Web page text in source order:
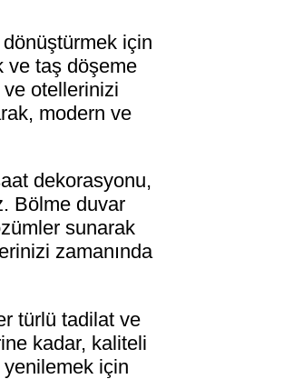
için
ve taş döşeme
ve otellerinizi
modern ve
dekorasyonu,
Bölme duvar
sunarak
zamanında
türlü tadilat ve
kadar, kaliteli
yenilemek için